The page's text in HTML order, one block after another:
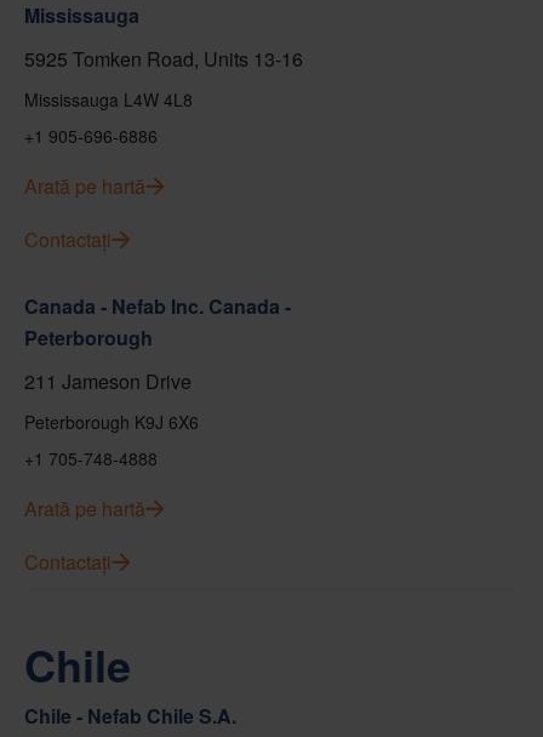
Mississauga
5925 Tomken Road, Units 13-16
Mississauga L4W 4L8
+1 905-696-6886
Arată pe hartă
Contactați
Canada - Nefab Inc. Canada -
Peterborough
211 Jameson Drive
Peterborough K9J 6X6
+1 705-748-4888
Arată pe hartă
Contactați
Chile
Chile - Nefab Chile S.A.